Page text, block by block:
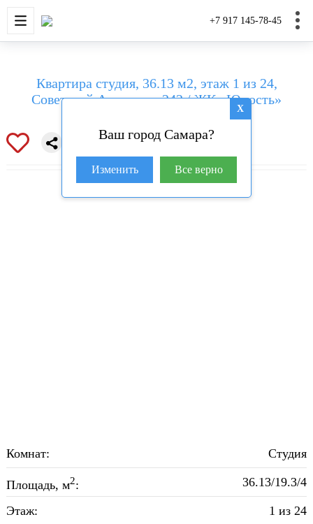
+7 917 145-78-45
НОВОСТРОЙКИ ДОМА И
X
Ваш город Самара?
Изменить Все верно
Квартира студия, 36.13 м2, этаж 1 из 24,
Советской Армии ул, 242 / ЖК «Юность»
Комнат: Студия
Площадь, м2: 36.13/19.3/4
Этаж: 1 из 24